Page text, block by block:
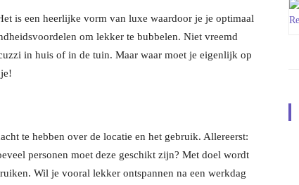
is een heerlijke vorm van luxe waardoor je je optimaal
om lekker te bubbelen. Niet vreemd
in huis of in de tuin. Maar waar moet je eigenlijk op
te hebben over de locatie en het gebruik. Allereerst:
personen moet deze geschikt zijn? Met doel wordt
Wil je vooral lekker ontspannen na een werkdag